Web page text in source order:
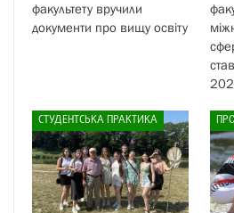
факультету вручили
документи про вищу освіту
СТУДЕНТСЬКА ПРАКТИКА